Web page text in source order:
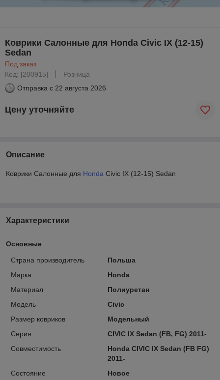
Коврики Салонные для Honda Civic IX (12-15)
Sedan
Под заказ
Код: [200915]
Розница
Отправка с 22 августа 2026
Цену уточняйте
Описание
Коврики Салонные для Honda Civic IX (12-15) Sedan
Характеристики
Основные
Страна производитель
Польша
Марка
Honda
Материал
Полиуретан
Модель
Civic
Размер ковриков
Модельный
Серия
CIVIC IX Sedan (FB, FG) 2011-
Совместимость
Honda CIVIC IX Sedan (FB FG)
2011-
Состояние
Новое